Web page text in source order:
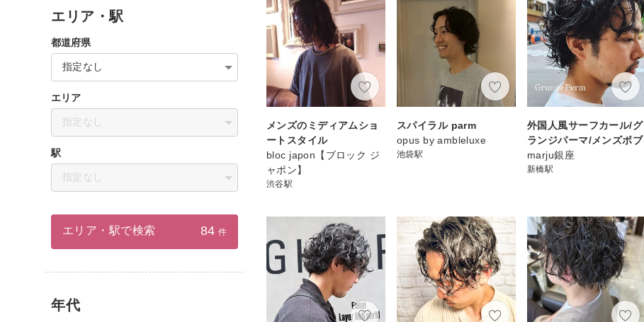
メンズのミディアムショ
ートスタイル
bloc japon【ブロック ジ
ャポン】
渋谷駅
スパイラル parm
opus by ambleluxe
池袋駅
外国人風サーフカール/グ
ランジパーマ/メンズボブ
marju銀座
新橋駅
エリア・駅
都道府県
指定なし
エリア
指定なし
駅
指定なし
エリア・駅で検索 84 件
年代